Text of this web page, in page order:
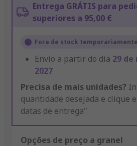
Entrega GRÁTIS para
superiores a 95,00 €
Fora de stock temporariamente
Envio a partir do dia 29 de
2027
Precisa de mais unidades?
quantidade desejada e clique
datas de entrega".
Opções de preço a granel